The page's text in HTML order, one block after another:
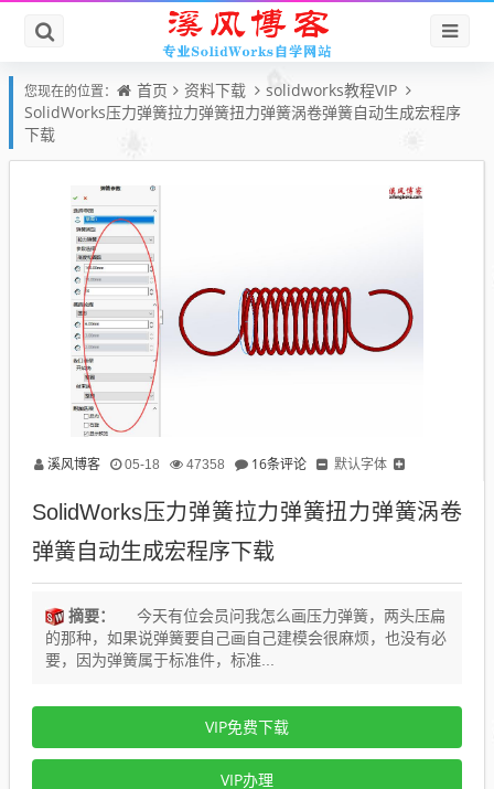
您现在的位置： 首页 资料下载
solidworks教程VIP
SolidWorks压力弹簧拉力弹簧扭力弹簧涡卷弹簧自动生成宏程序
下载
溪风博客 05-18 47358 16条评论 默认字体
SolidWorks压力弹簧拉力弹簧扭力弹簧涡卷
弹簧自动生成宏程序下载
摘要：
今天有位会员问我怎么画压力弹簧，两头压扁
的那种，如果说弹簧要自己画自己建模会很麻烦，也没有必
要，因为弹簧属于标准件，标准...
VIP免费下载
VIP办理